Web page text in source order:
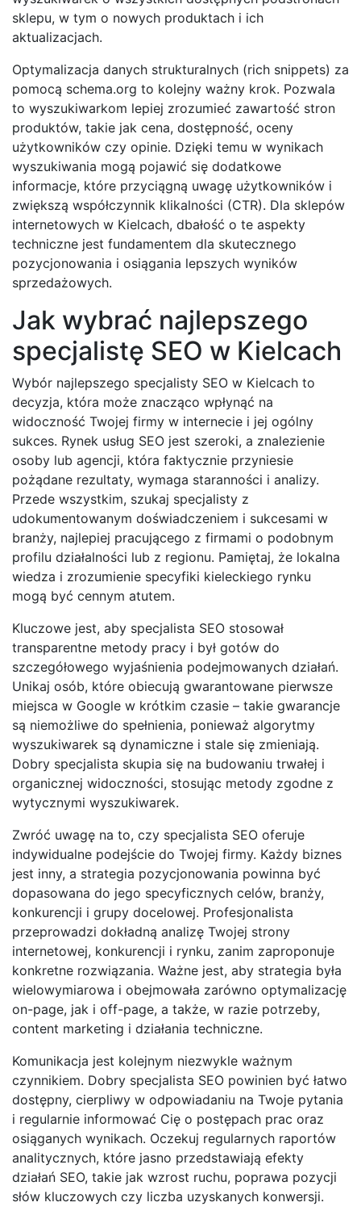
sklepu, w tym o nowych produktach i ich
aktualizacjach.
Optymalizacja danych strukturalnych (rich snippets) za
pomocą schema.org to kolejny ważny krok. Pozwala
to wyszukiwarkom lepiej zrozumieć zawartość stron
produktów, takie jak cena, dostępność, oceny
użytkowników czy opinie. Dzięki temu w wynikach
wyszukiwania mogą pojawić się dodatkowe
informacje, które przyciągną uwagę użytkowników i
zwiększą współczynnik klikalności (CTR). Dla sklepów
internetowych w Kielcach, dbałość o te aspekty
techniczne jest fundamentem dla skutecznego
pozycjonowania i osiągania lepszych wyników
sprzedażowych.
Jak wybrać najlepszego
specjalistę SEO w Kielcach
Wybór najlepszego specjalisty SEO w Kielcach to
decyzja, która może znacząco wpłynąć na
widoczność Twojej firmy w internecie i jej ogólny
sukces. Rynek usług SEO jest szeroki, a znalezienie
osoby lub agencji, która faktycznie przyniesie
pożądane rezultaty, wymaga staranności i analizy.
Przede wszystkim, szukaj specjalisty z
udokumentowanym doświadczeniem i sukcesami w
branży, najlepiej pracującego z firmami o podobnym
profilu działalności lub z regionu. Pamiętaj, że lokalna
wiedza i zrozumienie specyfiki kieleckiego rynku
mogą być cennym atutem.
Kluczowe jest, aby specjalista SEO stosował
transparentne metody pracy i był gotów do
szczegółowego wyjaśnienia podejmowanych działań.
Unikaj osób, które obiecują gwarantowane pierwsze
miejsca w Google w krótkim czasie – takie gwarancje
są niemożliwe do spełnienia, ponieważ algorytmy
wyszukiwarek są dynamiczne i stale się zmieniają.
Dobry specjalista skupia się na budowaniu trwałej i
organicznej widoczności, stosując metody zgodne z
wytycznymi wyszukiwarek.
Zwróć uwagę na to, czy specjalista SEO oferuje
indywidualne podejście do Twojej firmy. Każdy biznes
jest inny, a strategia pozycjonowania powinna być
dopasowana do jego specyficznych celów, branży,
konkurencji i grupy docelowej. Profesjonalista
przeprowadzi dokładną analizę Twojej strony
internetowej, konkurencji i rynku, zanim zaproponuje
konkretne rozwiązania. Ważne jest, aby strategia była
wielowymiarowa i obejmowała zarówno optymalizację
on-page, jak i off-page, a także, w razie potrzeby,
content marketing i działania techniczne.
Komunikacja jest kolejnym niezwykle ważnym
czynnikiem. Dobry specjalista SEO powinien być łatwo
dostępny, cierpliwy w odpowiadaniu na Twoje pytania
i regularnie informować Cię o postępach prac oraz
osiąganych wynikach. Oczekuj regularnych raportów
analitycznych, które jasno przedstawiają efekty
działań SEO, takie jak wzrost ruchu, poprawa pozycji
słów kluczowych czy liczba uzyskanych konwersji.